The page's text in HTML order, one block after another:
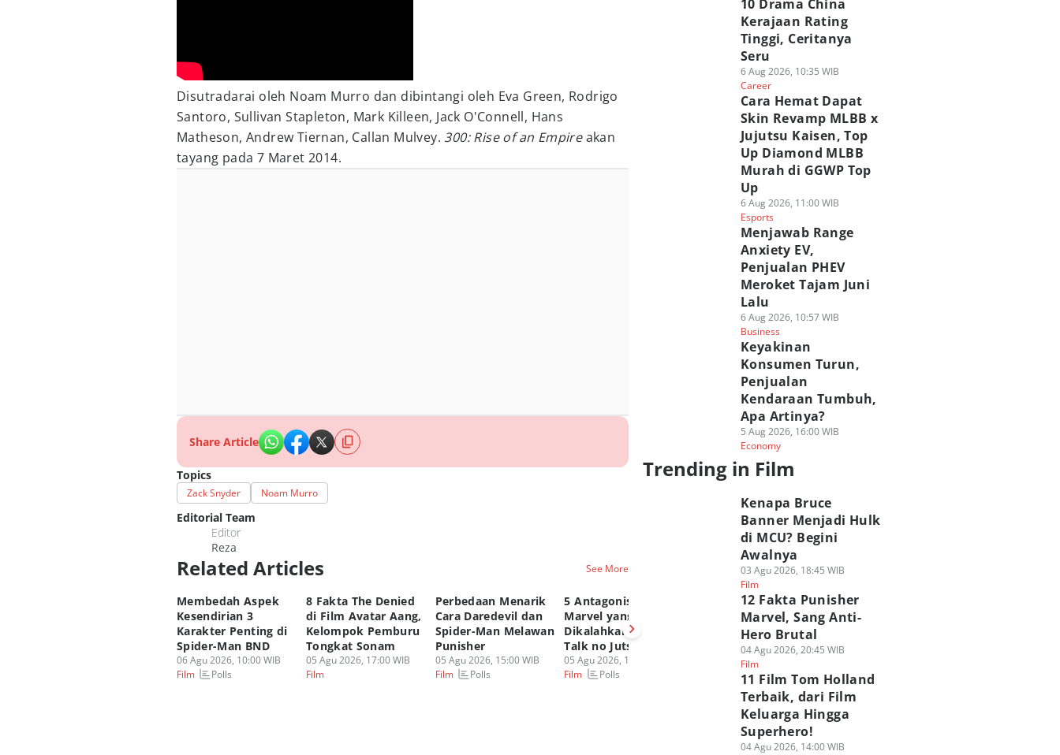
Disutradarai oleh Noam Murro dan dibintangi oleh Eva Green, Rodrigo
Santoro, Sullivan Stapleton, Mark Killeen, Jack O'Connell, Hans
Matheson, Andrew Tiernan, Callan Mulvey. 300: Rise of an Empireakan
tayang pada 7 Maret 2014.
Share Article
Topics
Zack Snyder Noam Murro
Editorial Team
Editor
Reza
Related Articles See More
Membedah Aspek
Kesendirian 3
Karakter Penting di
Spider-Man BND
06 Agu 2026, 10:00 WIB
Film
Polls
8 Fakta The Denied
di Film Avatar Aang,
Kelompok Pemburu
Tongkat Sonam
05 Agu 2026, 17:00 WIB
Film
Perbedaan Menarik
Cara Daredevil dan
Spider-Man Melawan
Punisher
05 Agu 2026, 15:00 WIB
Film
Polls
5 Antagonis Film
Marvel yang
Dikalahkan dengan
Talk no Jutsu!
05 Agu 2026, 12:00 WIB
Film
Polls
Urutan 6 Aktor
Spider-Man
Berdasarkan Lama
Memerankan
Karakternya
05 Agu 2026, 11:00 WIB
Polls
Kenapa Spider-Man
Kebal dari Kekuatan
Sink di BND?
Film
10 Drama China
Kerajaan Rating
Tinggi, Ceritanya
Seru
6 Aug 2026, 10:35 WIB
Career
Cara Hemat Dapat
Skin Revamp MLBB x
Jujutsu Kaisen, Top
Up Diamond MLBB
Murah di GGWP Top
Up
6 Aug 2026, 11:00 WIB
Esports
Menjawab Range
Anxiety EV,
Penjualan PHEV
Meroket Tajam Juni
Lalu
6 Aug 2026, 10:57 WIB
Business
Keyakinan
Konsumen Turun,
Penjualan
Kendaraan Tumbuh,
Apa Artinya?
5 Aug 2026, 16:00 WIB
Economy
Trending in Film
Kenapa Bruce
Banner Menjadi Hulk
di MCU? Begini
Awalnya
03 Agu 2026, 18:45 WIB
Film
12 Fakta Punisher
Marvel, Sang Anti-
Hero Brutal
04 Agu 2026, 20:45 WIB
Film
11 Film Tom Holland
Terbaik, dari Film
Keluarga Hingga
Superhero!
04 Agu 2026, 14:00 WIB